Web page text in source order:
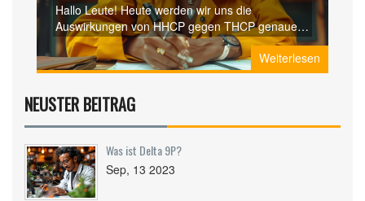
Hallo Leute! Heute werden wir uns die
Auswirkungen von HHCP gegen THCP genauer
ansehen. Dies ist ein sehr faszinierendes Thema
und ich bin sicher, dass wir viele interessante
Fakten entdecken werden. Es ist wichtig, die
Elemente zu verstehen, um fundierte
Entscheidungen treffen zu können. Lassen Sie
uns also loslegen und tiefer in dieses Thema
eintauchen.
Weiterlesen
NEUSTER BEITRAG
Was ist Delta 9P?
Sep, 13 2023